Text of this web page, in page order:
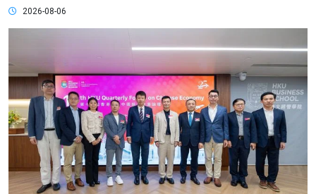
2026-08-06